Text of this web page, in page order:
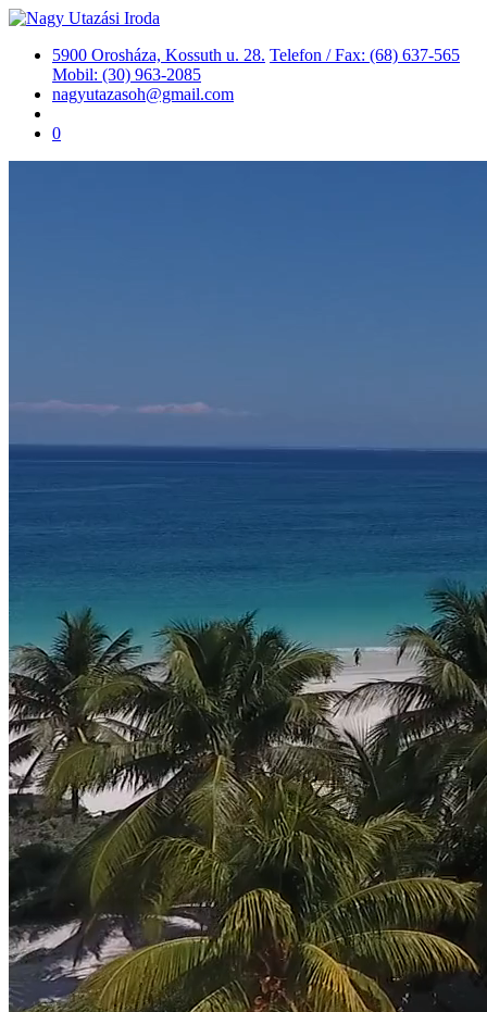
5900 Orosháza, Kossuth u. 28. Telefon / Fax: (68) 637-565
Mobil: (30) 963-2085
nagyutazasoh@gmail.com
0